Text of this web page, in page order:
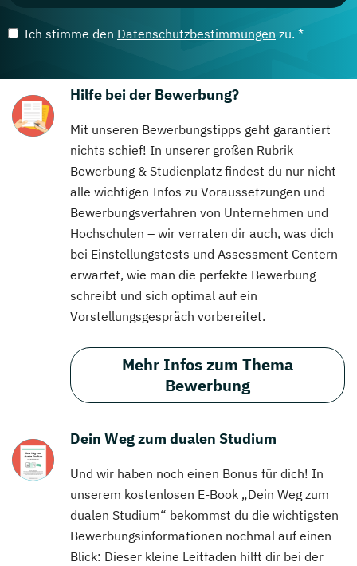
Ich stimme den Datenschutzbestimmungen zu. *
Hilfe bei der Bewerbung?
Mit unseren Bewerbungstipps geht garantiert
nichts schief! In unserer großen Rubrik
Bewerbung & Studienplatz findest du nur nicht
alle wichtigen Infos zu Voraussetzungen und
Bewerbungsverfahren von Unternehmen und
Hochschulen – wir verraten dir auch, was dich
bei Einstellungstests und Assessment Centern
erwartet, wie man die perfekte Bewerbung
schreibt und sich optimal auf ein
Vorstellungsgespräch vorbereitet.
Mehr Infos zum Thema
Bewerbung
Dein Weg zum dualen Studium
Und wir haben noch einen Bonus für dich! In
unserem kostenlosen E-Book „Dein Weg zum
dualen Studium“ bekommst du die wichtigsten
Bewerbungsinformationen nochmal auf einen
Blick: Dieser kleine Leitfaden hilft dir bei der